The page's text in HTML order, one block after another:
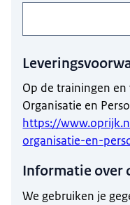
Op de trainingen
Organisatie en
https://
organisatie-en-
Informatie over
We gebruiken je